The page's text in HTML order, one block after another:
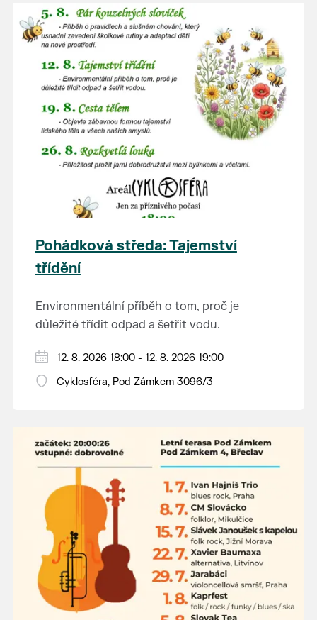
Pohádková středa: Tajemství
třídění
Environmentální příběh o tom, proč je
důležité třídit odpad a šetřit vodu.
Hraje se jen za příznivého počasí.
Vstupné dobrovolné.
12. 8. 2026 18:00 - 12. 8. 2026 19:00
Cyklosféra, Pod Zámkem 3096/3